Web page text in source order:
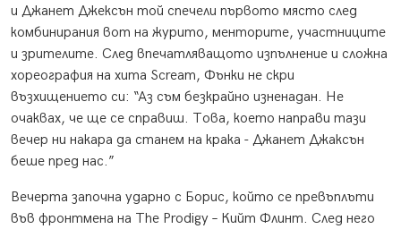
и Джанет Джексън той спечели първото място след
комбинирания вот на журито, менторите, участниците
и зрителите. След впечатляващото изпълнение и сложна
хореография на хита Scream, Фънки не скри
възхищението си: “Аз съм безкрайно изненадан. Не
очаквах, че ще се справиш. Това, което направи тази
вечер ни накара да станем на крака - Джанет Джаксън
беше пред нас.”
Вечерта започна ударно с Борис, който се превъплъти
във фронтмена на The Prodigy – Кийт Флинт. След него